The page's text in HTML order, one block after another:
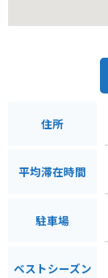
住所
平均滞在時間
駐車場
ベストシーズン